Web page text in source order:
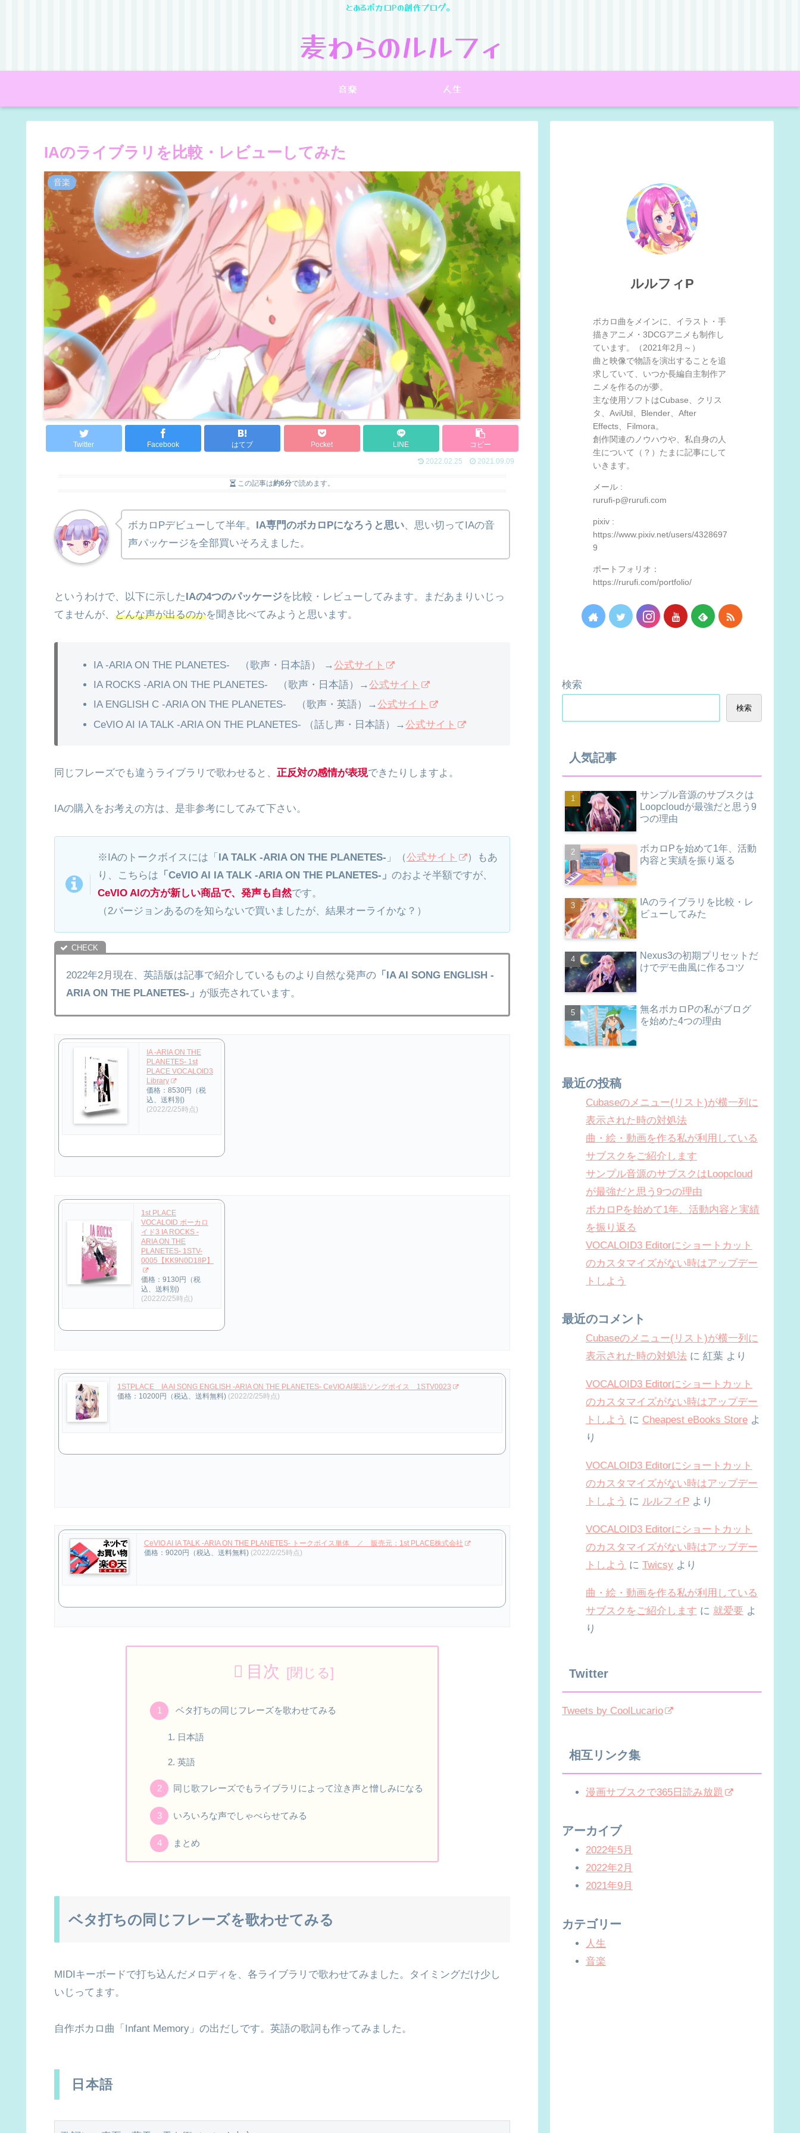
とあるボカロPの創作ブログ。
麦わらのルルフィ
音楽 人生
IAのライブラリを比較・レビューしてみた
音楽
Twitter Facebook はてブ Pocket LINE
コピー
2022.02.25
2021.09.09
この記事は約6分で読めます。
ボカロPデビューして半年。 IA専門のボカロPになろうと思い、思い切ってIAの音
声パッケージを全部買いそろえました。
というわけで、以下に示した IAの4つのパッケージを比較・レビューしてみます。まだあまりいじっ
てませんが、 どんな声が出るのかを聞き比べてみようと思います。
IA -ARIA ON THE PLANETES- （歌声・日本語） →公式サイト
IA ROCKS -ARIA ON THE PLANETES- （歌声・日本語）→公式サイト
IA ENGLISH C -ARIA ON THE PLANETES- （歌声・英語）→公式サイト
CeVIO AI IA TALK -ARIA ON THE PLANETES- （話し声・日本語）→公式サイト
同じフレーズでも違うライブラリで歌わせると、 正反対の感情が表現できたりしますよ。
IAの購入をお考えの方は、是非参考にしてみて下さい。
※IAのトークボイスには「 IA TALK -ARIA ON THE PLANETES- 」（公式サイト
）もあ
り、こちらは 「 CeVIO AI IA TALK -ARIA ON THE PLANETES-」 のおよそ半額ですが、
CeVIO AIの方が新しい商品で、発声も自然です。
（2バージョンあるのを知らないで買いましたが、結果オーライかな？）
2022年2月現在、英語版は記事で紹介しているものより自然な発声の 「IA AI SONG ENGLISH -
ARIA ON THE PLANETES-」 が販売されています。
IA -ARIA ON THE
PLANETES- 1st
PLACE VOCALOID3
Library
価格：8530円（税
込、送料別)
(2022/2/25時点)
1st PLACE
VOCALOID ボーカロ
イド3 IA ROCKS -
ARIA ON THE
PLANETES- 1STV-
0005【KK9N0D18P】
価格：9130円（税
込、送料別)
(2022/2/25時点)
1STPLACE IA AI SONG ENGLISH -ARIA ON THE PLANETES- CeVIO AI英語ソングボイス 1STV0023
価格：10200円（税込、送料無料) (2022/2/25時点)
CeVIO AI IA TALK -ARIA ON THE PLANETES- トークボイス単体 ／ 販売元：1st PLACE株式会社
価格：9020円（税込、送料無料) (2022/2/25時点)
目次
ベタ打ちの同じフレーズを歌わせてみる
日本語
英語
同じ歌フレーズでもライブラリによって泣き声と憎しみになる
いろいろな声でしゃべらせてみる
まとめ
ベタ打ちの同じフレーズを歌わせてみる
MIDIキーボードで打ち込んだメロディを、各ライブラリで歌わせてみました。タイミングだけ少し
いじってます。
自作ボカロ曲「Infant Memory」の出だしです。英語の歌詞も作ってみました。
日本語
ルルフィP
ボカロ曲をメインに、イラスト・手
描きアニメ・3DCGアニメも制作し
ています。（2021年2月～）
曲と映像で物語を演出することを追
求していて、いつか長編自主制作ア
ニメを作るのが夢。
主な使用ソフトはCubase、クリス
タ、AviUtil、Blender、After
Effects、Filmora。
創作関連のノウハウや、私自身の人
生について（？）たまに記事にして
いきます。
メール :
rurufi-p@rurufi.com
pixiv :
https://www.pixiv.net/users/4328697
9
ポートフォリオ：
https://rurufi.com/portfolio/
検索
検索
人気記事
サンプル音源のサブスクは
Loopcloudが最強だと思う9
つの理由
ボカロPを始めて1年、活動
内容と実績を振り返る
IAのライブラリを比較・レ
ビューしてみた
Nexus3の初期プリセットだ
けでデモ曲風に作るコツ
無名ボカロPの私がブログ
を始めた4つの理由
最近の投稿
Cubaseのメニュー(リスト)が横一列に
表示された時の対処法
曲・絵・動画を作る私が利用している
サブスクをご紹介します
サンプル音源のサブスクはLoopcloud
が最強だと思う9つの理由
ボカロPを始めて1年、活動内容と実績
を振り返る
VOCALOID3 Editorにショートカット
のカスタマイズがない時はアップデー
トしよう
最近のコメント
Cubaseのメニュー(リスト)が横一列に
表示された時の対処法 に 紅葉 より
VOCALOID3 Editorにショートカット
のカスタマイズがない時はアップデー
トしよう に Cheapest eBooks Store よ
り
VOCALOID3 Editorにショートカット
のカスタマイズがない時はアップデー
トしよう に ルルフィP より
VOCALOID3 Editorにショートカット
のカスタマイズがない時はアップデー
トしよう に Twicsy より
曲・絵・動画を作る私が利用している
サブスクをご紹介します に 就爱要 よ
り
Twitter
Tweets by CoolLucario
相互リンク集
漫画サブスクで365日読み放題
アーカイブ
2022年5月
2022年2月
2021年9月
カテゴリー
人生
音楽